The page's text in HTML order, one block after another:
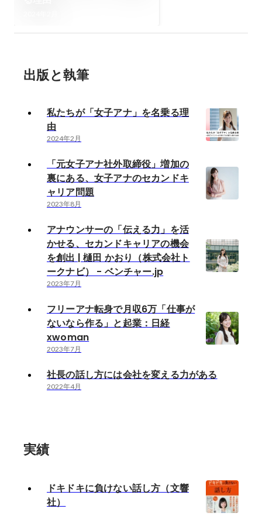
出版と執筆
私たちが「女子アナ」を名乗る理
由
2024年2月
「元女子アナ社外取締役」増加の
裏にある、女子アナのセカンドキ
ャリア問題
2023年8月
アナウンサーの「伝える力」を活
かせる、セカンドキャリアの機会
を創出 | 樋田 かおり（株式会社ト
ークナビ） - ベンチャー.jp
2023年7月
フリーアナ転身で月収6万「仕事が
ないなら作る」と起業：日経
xwoman
2023年7月
社長の話し方には会社を変える力がある
2022年4月
実績
ドキドキに負けない話し方（文響
社）